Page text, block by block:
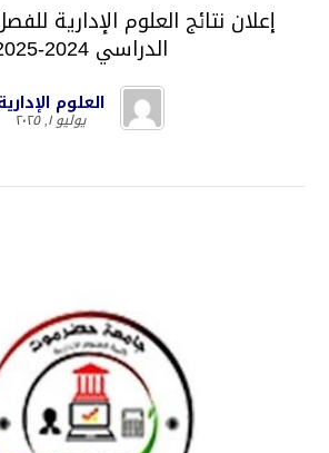
إعلان نتائج العلوم الإدارية
الدراسي 2024-2025
العلوم
يوليو ١, ٢٠٢٥